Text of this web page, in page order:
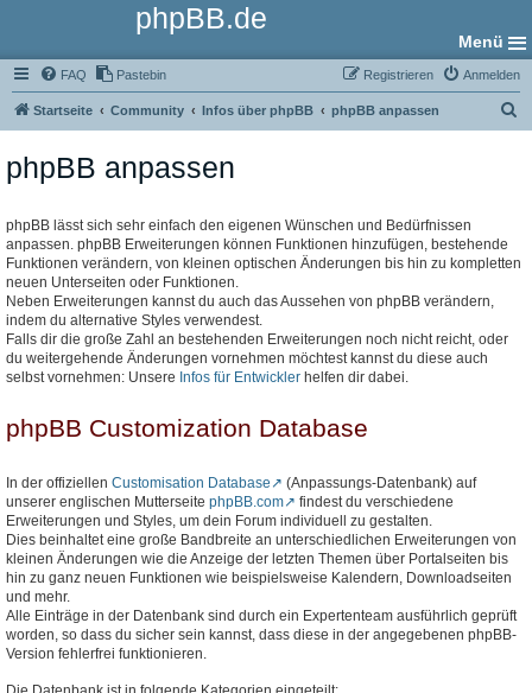
phpBB.de
Menü
FAQ Pastebin Anmelden
Registrieren
Startseite Community Infos über phpBB phpBB anpassen
phpBB anpassen
phpBB lässt sich sehr einfach den eigenen Wünschen und Bedürfnissen
anpassen. phpBB Erweiterungen können Funktionen hinzufügen, bestehende
Funktionen verändern, von kleinen optischen Änderungen bis hin zu kompletten
neuen Unterseiten oder Funktionen.
Neben Erweiterungen kannst du auch das Aussehen von phpBB verändern,
indem du alternative Styles verwendest.
Falls dir die große Zahl an bestehenden Erweiterungen noch nicht reicht, oder
du weitergehende Änderungen vornehmen möchtest kannst du diese auch
selbst vornehmen: Unsere Infos für Entwickler helfen dir dabei.
phpBB Customization Database
In der offiziellen Customisation Database
(Anpassungs-Datenbank) auf
unserer englischen Mutterseite phpBB.com
findest du verschiedene
Erweiterungen und Styles, um dein Forum individuell zu gestalten.
Dies beinhaltet eine große Bandbreite an unterschiedlichen Erweiterungen von
kleinen Änderungen wie die Anzeige der letzten Themen über Portalseiten bis
hin zu ganz neuen Funktionen wie beispielsweise Kalendern, Downloadseiten
und mehr.
Alle Einträge in der Datenbank sind durch ein Expertenteam ausführlich geprüft
worden, so dass du sicher sein kannst, dass diese in der angegebenen phpBB-
Version fehlerfrei funktionieren.